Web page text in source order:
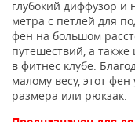
глубокий диффузор и
метра с петлей для
фен на большом
путешествий, а
в фитнес клубе.
малому весу, этот
размера или рюкзак.